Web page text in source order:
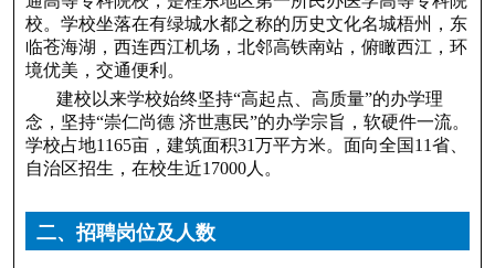
校。学校坐落在有绿城水都之称的历史文化名城梧州，东
临苍海湖，西连西江机场，北邻高铁南站，俯瞰西江，环
境优美，交通便利。
建校以来学校始终坚持“高起点、高质量”的办学理
念，坚持“崇仁尚德 济世惠民”的办学宗旨，软硬件一流。
学校占地1165亩，建筑面积31万平方米。面向全国11省、
自治区招生，在校生近17000人。
二、招聘岗位及人数